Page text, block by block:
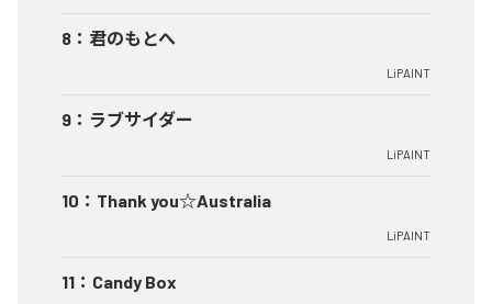
8 ： 君のもとへ
LiPAINT
9 ： ラブサイダー
LiPAINT
10 ： Thank you☆Australia
LiPAINT
11 ： Candy Box